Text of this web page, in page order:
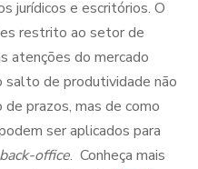
jurídicos e escritórios. O
restrito ao setor de
atenções do mercado
de produtividade não
prazos, mas de como
ser aplicados para
back-office. Conheça mais